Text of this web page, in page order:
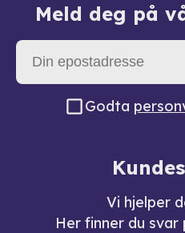
Meld deg på
Godta
Vi hjelper
Her finner du svar